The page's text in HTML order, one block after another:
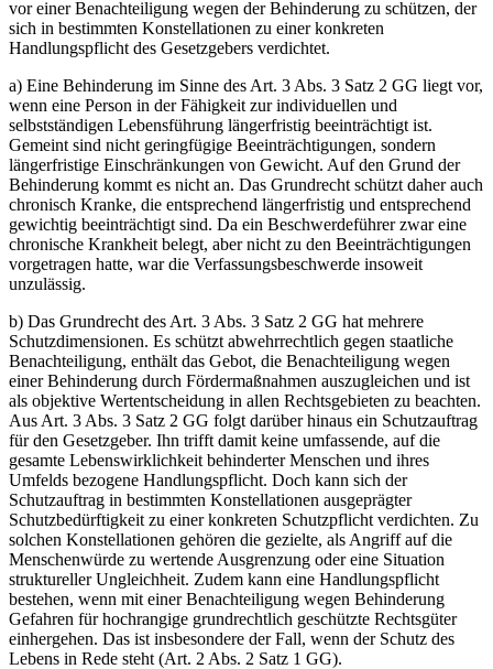
vor einer Benachteiligung wegen der Behinderung zu schützen, der
sich in bestimmten Konstellationen zu einer konkreten
Handlungspflicht des Gesetzgebers verdichtet.
a) Eine Behinderung im Sinne des Art. 3 Abs. 3 Satz 2 GG liegt vor,
wenn eine Person in der Fähigkeit zur individuellen und
selbstständigen Lebensführung längerfristig beeinträchtigt ist.
Gemeint sind nicht geringfügige Beeinträchtigungen, sondern
längerfristige Einschränkungen von Gewicht. Auf den Grund der
Behinderung kommt es nicht an. Das Grundrecht schützt daher auch
chronisch Kranke, die entsprechend längerfristig und entsprechend
gewichtig beeinträchtigt sind. Da ein Beschwerdeführer zwar eine
chronische Krankheit belegt, aber nicht zu den Beeinträchtigungen
vorgetragen hatte, war die Verfassungsbeschwerde insoweit
unzulässig.
b) Das Grundrecht des Art. 3 Abs. 3 Satz 2 GG hat mehrere
Schutzdimensionen. Es schützt abwehrrechtlich gegen staatliche
Benachteiligung, enthält das Gebot, die Benachteiligung wegen
einer Behinderung durch Fördermaßnahmen auszugleichen und ist
als objektive Wertentscheidung in allen Rechtsgebieten zu beachten.
Aus Art. 3 Abs. 3 Satz 2 GG folgt darüber hinaus ein Schutzauftrag
für den Gesetzgeber. Ihn trifft damit keine umfassende, auf die
gesamte Lebenswirklichkeit behinderter Menschen und ihres
Umfelds bezogene Handlungspflicht. Doch kann sich der
Schutzauftrag in bestimmten Konstellationen ausgeprägter
Schutzbedürftigkeit zu einer konkreten Schutzpflicht verdichten. Zu
solchen Konstellationen gehören die gezielte, als Angriff auf die
Menschenwürde zu wertende Ausgrenzung oder eine Situation
struktureller Ungleichheit. Zudem kann eine Handlungspflicht
bestehen, wenn mit einer Benachteiligung wegen Behinderung
Gefahren für hochrangige grundrechtlich geschützte Rechtsgüter
einhergehen. Das ist insbesondere der Fall, wenn der Schutz des
Lebens in Rede steht (Art. 2 Abs. 2 Satz 1 GG).